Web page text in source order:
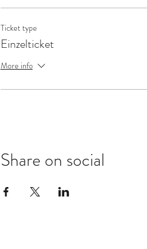
Ticket type
Einzelticket
More info
Share on social